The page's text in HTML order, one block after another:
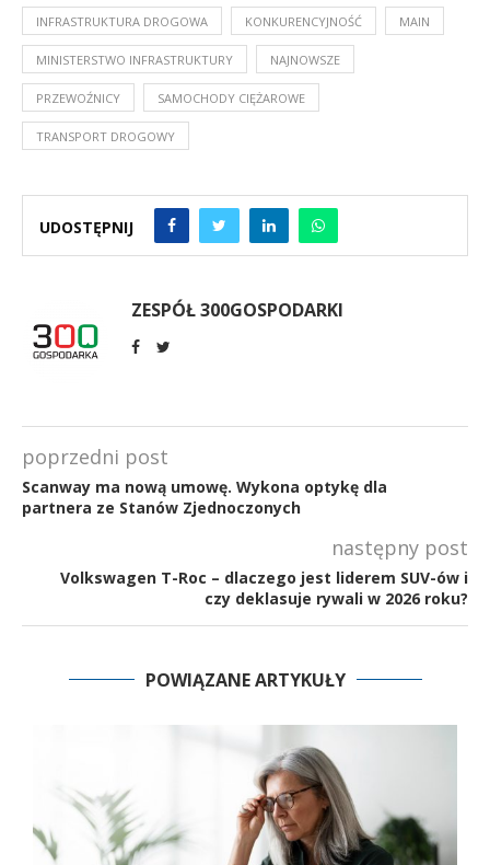
INFRASTRUKTURA DROGOWA KONKURENCYJNOŚĆ MAIN
MINISTERSTWO INFRASTRUKTURY NAJNOWSZE
PRZEWOŹNICY SAMOCHODY CIĘŻAROWE
TRANSPORT DROGOWY
UDOSTĘPNIJ
ZESPÓŁ 300GOSPODARKI
poprzedni post
Scanway ma nową umowę. Wykona optykę dla
partnera ze Stanów Zjednoczonych
następny post
Volkswagen T-Roc – dlaczego jest liderem SUV-ów i
czy deklasuje rywali w 2026 roku?
POWIĄZANE ARTYKUŁY